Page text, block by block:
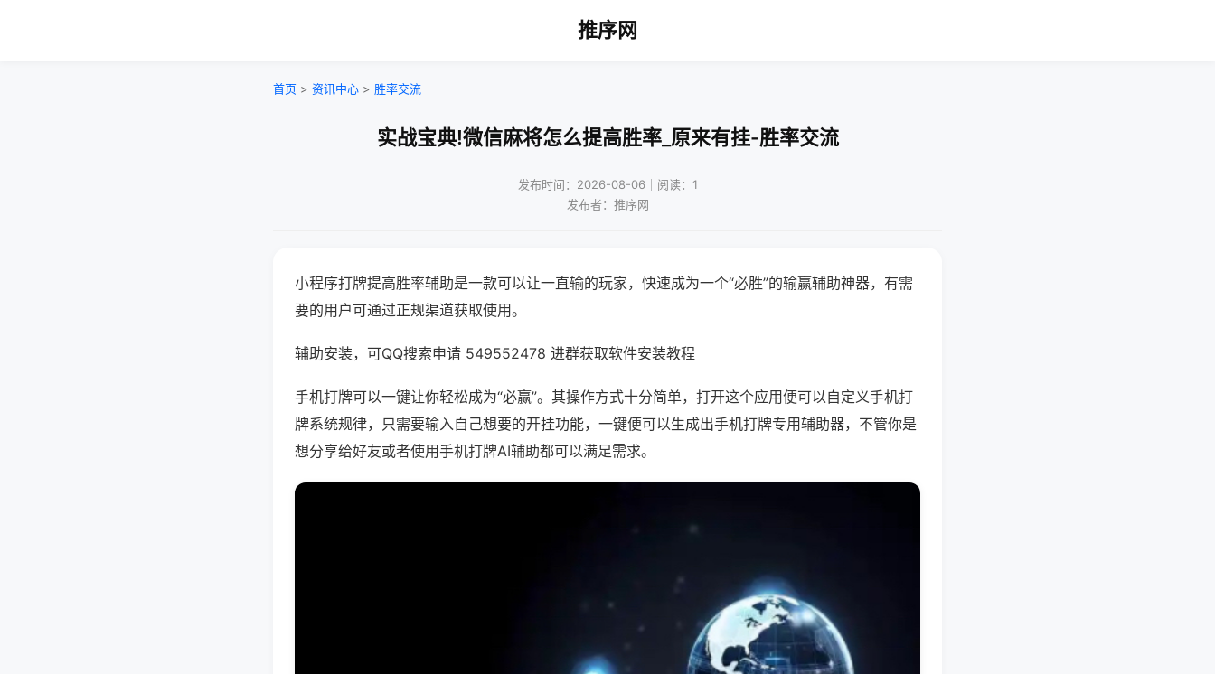
推序网
首页 > 资讯中心 > 胜率交流
实战宝典!微信麻将怎么提高胜率_原来有挂-胜率交流
发布时间：2026-08-06｜阅读：1
发布者：推序网
小程序打牌提高胜率辅助是一款可以让一直输的玩家，快速成为一个“必胜”的输赢辅助神器，有需
要的用户可通过正规渠道获取使用。
辅助安装，可QQ搜索申请 549552478 进群获取软件安装教程
手机打牌可以一键让你轻松成为“必赢”。其操作方式十分简单，打开这个应用便可以自定义手机打
牌系统规律，只需要输入自己想要的开挂功能，一键便可以生成出手机打牌专用辅助器，不管你是
想分享给好友或者使用手机打牌AI辅助都可以满足需求。